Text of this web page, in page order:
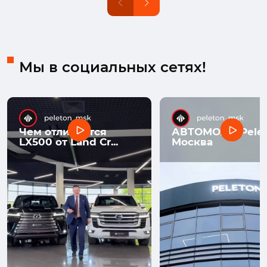
Мы в социальных сетях!
Чем отличается
LX500 от Land Cr...
АВТОМОЛЛ
Москва